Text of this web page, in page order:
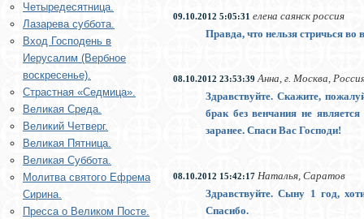
Четыредесятница.
Лазарева суббота.
Вход Господень в
Иерусалим (Вербное
воскресенье).
Страстная «Седмица».
Великая Среда.
Великий Четверг.
Великая Пятница.
Великая Суббота.
Молитва святого Ефрема
Сирина.
Пресса о Великом Посте.
09.10.2012 5:05:31 елена саянск россия
Правда, что нельзя стричься во
08.10.2012 23:53:39 Анна, г. Москва,
Здравствуйте. Скажите,
брак без венчания не
заранее. Спаси Вас Господи!
08.10.2012 15:42:17 Наталья, Саратов
Здравствуйте. Сыну 1 год,
Спасибо.